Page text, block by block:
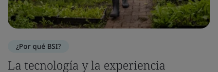
¿Por qué BSI?
La tecnología y la experiencia